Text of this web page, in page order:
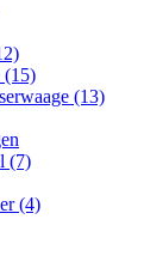
(15)
(13)
(7)
(4)